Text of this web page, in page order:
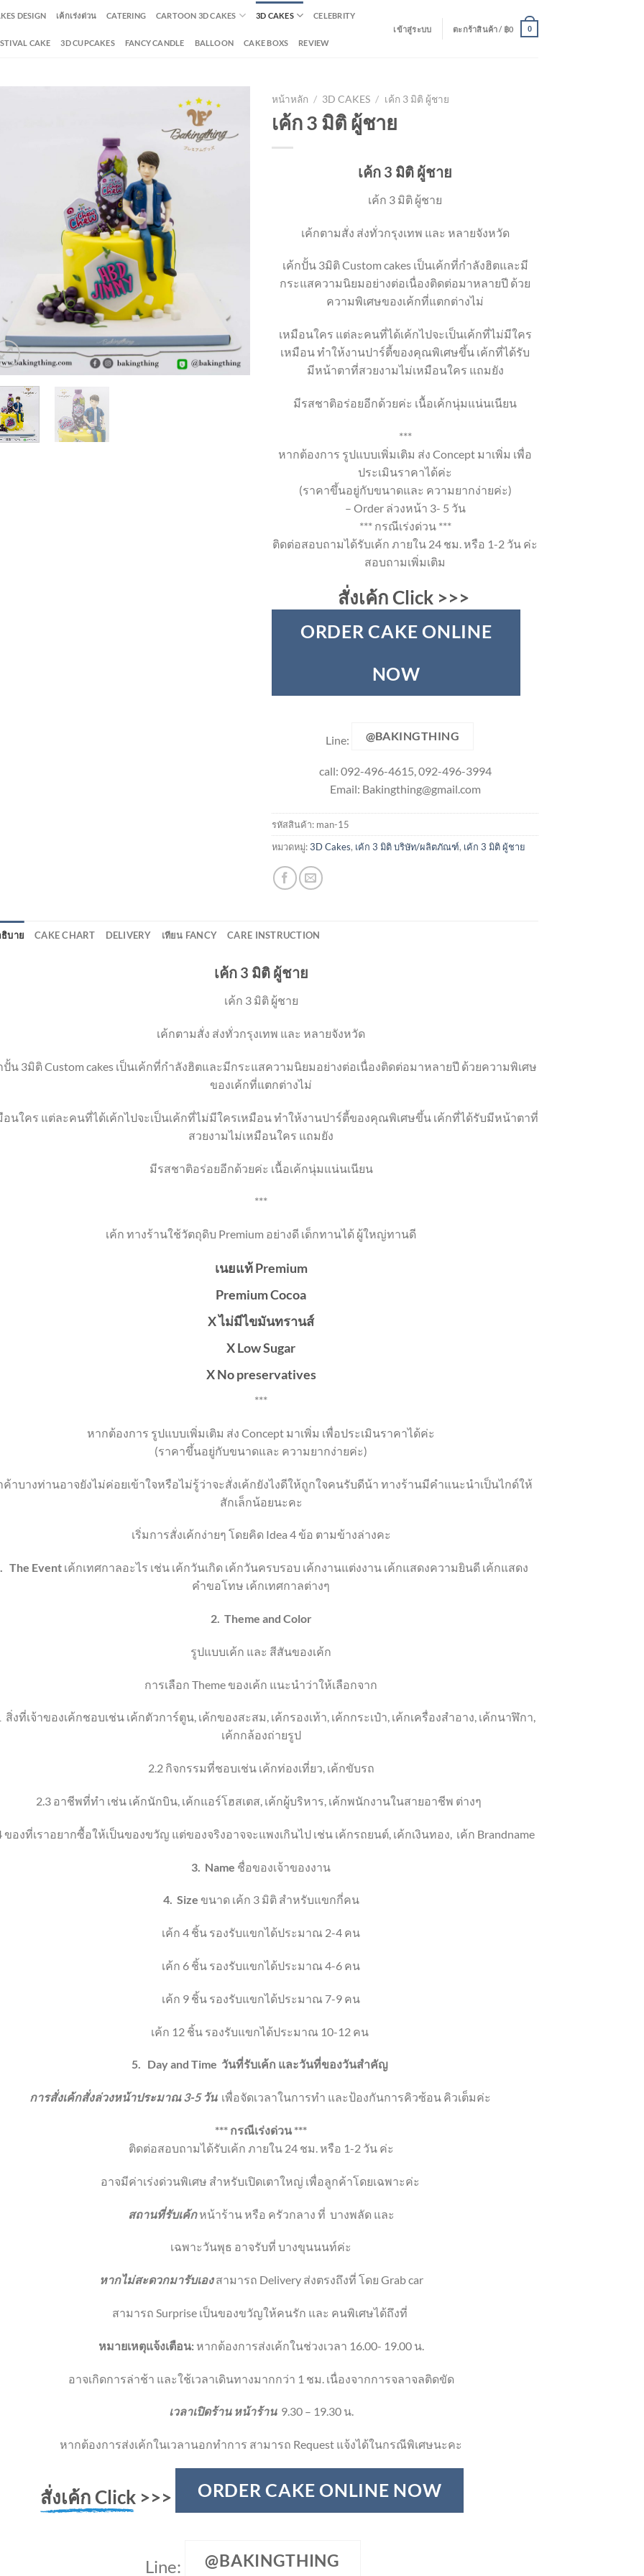
DESIGN เค้กเร่งด่วน CATERING CARTOON 3D CAKES 3D CAKES CELEBRITY
CAKE 3D CUPCAKES FANCY CANDLE BALLOON CAKE BOXS REVIEW
เข้าสู่ระบบ ตะกร้าสินค้า / ฿0 0
หน้าหลัก / 3D CAKES / เค้ก 3 มิติ ผู้ชาย
เค้ก 3 มิติ ผู้ชาย
เค้ก 3 มิติ ผู้ชาย
เค้ก 3 มิติ ผู้ชาย
เค้กตามสั่ง ส่งทั่วกรุงเทพ และ หลายจังหวัด
เค้กปั้น 3มิติ Custom cakes เป็นเค้กที่กำลังฮิตและมี
กระแสความนิยมอย่างต่อเนื่องติดต่อมาหลายปี ด้วย
ความพิเศษของเค้กที่แตกต่างไม่
เหมือนใคร แต่ละคนที่ได้เค้กไปจะเป็นเค้กที่ไม่มีใคร
เหมือน ทำให้งานปาร์ตี้ของคุณพิเศษขึ้น เค้กที่ได้รับ
มีหน้าตาที่สวยงามไม่เหมือนใคร แถมยัง
มีรสชาติอร่อยอีกด้วยค่ะ เนื้อเค้กนุ่มแน่นเนียน
***
หากต้องการ รูปแบบเพิ่มเติม ส่ง Concept มาเพิ่ม เพื่อ
ประเมินราคาได้ค่ะ
(ราคาขึ้นอยู่กับขนาดและ ความยากง่ายค่ะ)
– Order ล่วงหน้า 3- 5 วัน
*** กรณีเร่งด่วน ***
ติดต่อสอบถามได้รับเค้ก ภายใน 24 ชม. หรือ 1-2 วัน ค่ะ
สอบถามเพิ่มเติม
สั่งเค้ก Click >>>
ORDER CAKE ONLINE
NOW
Line: @BAKINGTHING
call: 092-496-4615, 092-496-3994
Email: Bakingthing@gmail.com
รหัสสินค้า: man-15
หมวดหมู่:3D Cakes, เค้ก 3 มิติ บริษัท/ผลิตภัณฑ์, เค้ก 3 มิติ ผู้ชาย
บาย CAKE CHART DELIVERY เทียน FANCY CARE INSTRUCTION
เค้ก 3 มิติ ผู้ชาย
เค้ก 3 มิติ ผู้ชาย
เค้กตามสั่ง ส่งทั่วกรุงเทพ และ หลายจังหวัด
ปั้น 3มิติ Custom cakes เป็นเค้กที่กำลังฮิตและมีกระแสความนิยมอย่างต่อเนื่องติดต่อมาหลายปี ด้วยความพิเศษ
ของเค้กที่แตกต่างไม่
อนใคร แต่ละคนที่ได้เค้กไปจะเป็นเค้กที่ไม่มีใครเหมือน ทำให้งานปาร์ตี้ของคุณพิเศษขึ้น เค้กที่ได้รับมีหน้าตาที่
สวยงามไม่เหมือนใคร แถมยัง
มีรสชาติอร่อยอีกด้วยค่ะ เนื้อเค้กนุ่มแน่นเนียน
***
เค้ก ทางร้านใช้วัตถุดิบ Premium อย่างดี เด็กทานได้ ผู้ใหญ่ทานดี
เนยแท้ Premium
Premium Cocoa
X ไม่มีไขมันทรานส์
X Low Sugar
X No preservatives
***
หากต้องการ รูปแบบเพิ่มเติม ส่ง Concept มาเพิ่ม เพื่อประเมินราคาได้ค่ะ
(ราคาขึ้นอยู่กับขนาดและ ความยากง่ายค่ะ)
ค้าบางท่านอาจยังไม่ค่อยเข้าใจหรือไม่รู้ว่าจะสั่งเค้กยังไงดีให้ถูกใจคนรับดีน้า ทางร้านมีคำแนะนำเป็นไกด์ให้
สักเล็กน้อยนะคะ
เริ่มการสั่งเค้กง่ายๆ โดยคิด Idea 4 ข้อ ตามข้างล่างคะ
The Event เค้กเทศกาลอะไร เช่น เค้กวันเกิด เค้กวันครบรอบ เค้กงานแต่งงาน เค้กแสดงความยินดี เค้กแสดง
คำขอโทษ เค้กเทศกาลต่างๆ
2. Theme and Color
รูปแบบเค้ก และ สีสันของเค้ก
การเลือกTheme ของเค้ก แนะนำว่าให้เลือกจาก
สิ่งที่เจ้าของเค้กชอบเช่น เค้กตัวการ์ตูน, เค้กของสะสม, เค้กรองเท้า, เค้กกระเป๋า, เค้กเครื่องสำอาง, เค้กนาฬิกา,
เค้กกล้องถ่ายรูป
2.2 กิจกรรมที่ชอบเช่น เค้กท่องเที่ยว, เค้กขับรถ
2.3 อาชีพที่ทำ เช่น เค้กนักบิน, เค้กแอร์โฮสเตส, เค้กผู้บริหาร, เค้กพนักงานในสายอาชีพ ต่างๆ
ของที่เราอยากซื้อให้เป็นของขวัญ แต่ของจริงอาจจะแพงเกินไป เช่น เค้กรถยนต์, เค้กเงินทอง, เค้ก Brandname
3. Name ชื่อของเจ้าของงาน
4. Size ขนาด เค้ก 3 มิติสำหรับแขกกี่คน
เค้ก 4 ชิ้น รองรับแขกได้ประมาณ 2-4 คน
เค้ก 6 ชิ้น รองรับแขกได้ประมาณ 4-6 คน
เค้ก 9 ชิ้น รองรับแขกได้ประมาณ 7-9 คน
เค้ก 12 ชิ้น รองรับแขกได้ประมาณ 10-12 คน
5. Day and Time วันที่รับเค้ก และวันที่ของวันสำคัญ
การสั่งเค้กสั่งล่วงหน้าประมาณ 3-5 วัน เพื่อจัดเวลาในการทำ และป้องกันการคิวซ้อน คิวเต็มค่ะ
*** กรณีเร่งด่วน ***
ติดต่อสอบถามได้รับเค้ก ภายใน 24 ชม. หรือ 1-2 วัน ค่ะ
อาจมีค่าเร่งด่วนพิเศษ สำหรับเปิดเตาใหญ่ เพื่อลูกค้าโดยเฉพาะค่ะ
สถานที่รับเค้กหน้าร้าน หรือ ครัวกลาง ที่ บางพลัด และ
เฉพาะวันพุธ อาจรับที่ บางขุนนนท์ค่ะ
หากไม่สะดวกมารับเองสามารถ Delivery ส่งตรงถึงที่ โดย Grab car
สามารถ Surprise เป็นของขวัญให้คนรัก และ คนพิเศษได้ถึงที่
หมายเหตุแจ้งเตือน:หากต้องการส่งเค้กในช่วงเวลา 16.00- 19.00 น.
อาจเกิดการล่าช้า และใช้เวลาเดินทางมากกว่า 1 ชม. เนื่องจากการจลาจลติดขัด
เวลาเปิดร้าน หน้าร้าน 9.30 – 19.30 น.
หากต้องการส่งเค้กในเวลานอกทำการ สามารถ Request แจ้งได้ในกรณีพิเศษนะคะ
สั่งเค้ก Click >>> ORDER CAKE ONLINE NOW
Line: @BAKINGTHING